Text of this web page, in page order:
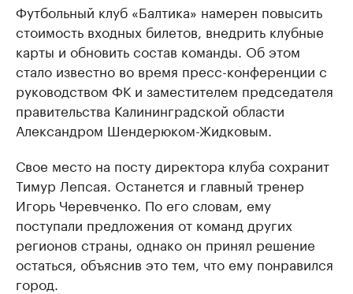
Футбольный клуб «Балтика» намерен повысить
стоимость входных билетов, внедрить клубные
карты и обновить состав команды. Об этом
стало известно во время пресс-конференции с
руководством ФК и заместителем председателя
правительства Калининградской области
Александром Шендерюком-Жидковым.
Свое место на посту директора клуба сохранит
Тимур Лепсая. Останется и главный тренер
Игорь Черевченко. По его словам, ему
поступали предложения от команд других
регионов страны, однако он принял решение
остаться, объяснив это тем, что ему понравился
город.